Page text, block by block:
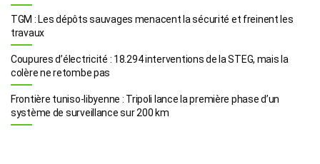
TGM : Les dépôts sauvages menacent la sécurité et freinent les
travaux
Coupures d’électricité : 18.294 interventions de la STEG, mais la
colère ne retombe pas
Frontière tuniso-libyenne : Tripoli lance la première phase d’un
système de surveillance sur 200 km